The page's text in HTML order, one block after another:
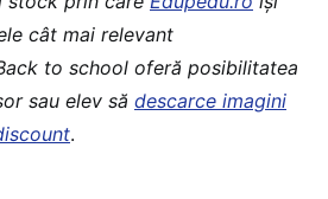
cât mai relevant
to school oferă posibilitatea
sau elev să descarce imagini
.